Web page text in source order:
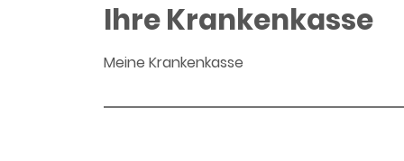
Ihre Krankenkasse
Meine Krankenkasse